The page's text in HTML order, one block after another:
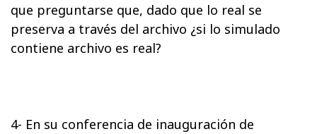
que preguntarse que, dado que lo real se
preserva a través del archivo ¿si lo simulado
contiene archivo es real?
4- En su conferencia de inauguración de